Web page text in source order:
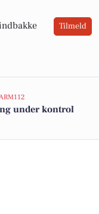
Tilmeld
under kontrol